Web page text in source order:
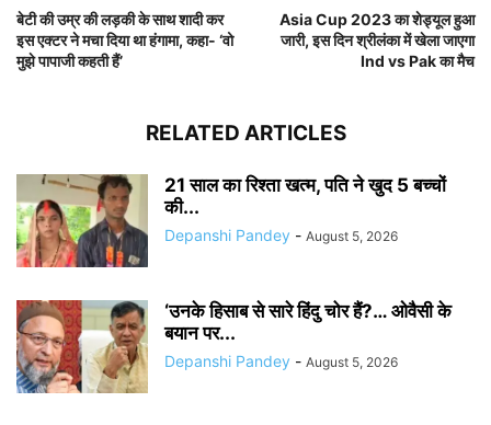
बेटी की उम्र की लड़की के साथ शादी कर
इस एक्टर ने मचा दिया था हंगामा, कहा- ‘वो
मुझे पापाजी कहती हैं’
Asia Cup 2023 का शेड्यूल हुआ
जारी, इस दिन श्रीलंका में खेला जाएगा
Ind vs Pak का मैच
RELATED ARTICLES
21 साल का रिश्ता खत्म, पति ने खुद 5 बच्चों
की...
Depanshi Pandey - August 5, 2026
‘उनके हिसाब से सारे हिंदु चोर हैं?… ओवैसी के
बयान पर...
Depanshi Pandey - August 5, 2026